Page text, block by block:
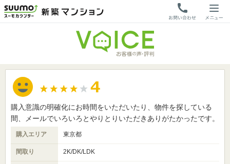
購入意識の明確化にお時間をいただいたり、物件を探している
間、メールでいろいろとやりとりいただきありがたかったです。
購入エリア 東京都
間取り 2K/DK/LDK